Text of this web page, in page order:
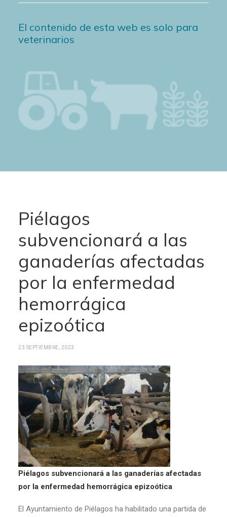
El contenido de esta web es solo para
veterinarios
Piélagos
subvencionará a las
ganaderías afectadas
por la enfermedad
hemorrágica
epizoótica
23 SEPTIEMBRE, 2023
Piélagos subvencionará a las ganaderías afectadas
por la enfermedad hemorrágica epizoótica
El Ayuntamiento de Piélagos ha habilitado una partida de